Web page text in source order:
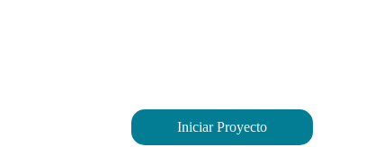
Iniciar Proyecto